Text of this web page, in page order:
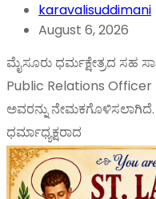
karavalisuddimani
August 6, 2026
ಮೈಸೂರು ಧರ್ಮಕ್ಷೇತ್ರದ ಸಹ
Public Relations
ಅವರನ್ನು ನೇಮಕಗೊಳಿಸಲಾಗಿದೆ.
ಧರ್ಮಾಧ್ಯಕ್ಷರಾದ